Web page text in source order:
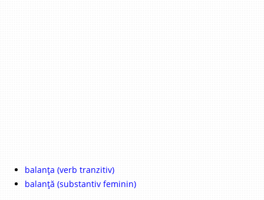
balanța (verb tranzitiv)
balanță (substantiv feminin)